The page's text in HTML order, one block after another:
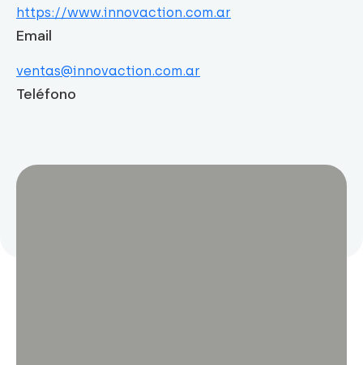
https://www.innovaction.com.ar
Email
ventas@innovaction.com.ar
Teléfono